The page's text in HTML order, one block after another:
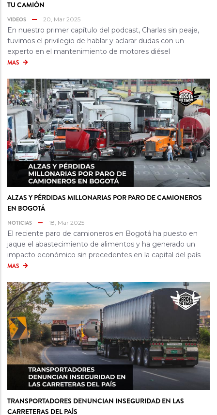
TU CAMIÓN
VIDEOS 20, Mar 2025
En nuestro primer capítulo del podcast, Charlas sin peaje,
tuvimos el privilegio de hablar y aclarar dudas con un
experto en el mantenimiento de motores diésel
MAS
ALZAS Y PÉRDIDAS MILLONARIAS POR PARO DE CAMIONEROS
EN BOGOTÁ
NOTICIAS 18, Mar 2025
El reciente paro de camioneros en Bogotá ha puesto en
jaque el abastecimiento de alimentos y ha generado un
impacto económico sin precedentes en la capital del país
MAS
TRANSPORTADORES DENUNCIAN INSEGURIDAD EN LAS
CARRETERAS DEL PAÍS